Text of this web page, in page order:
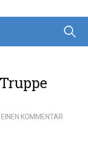
Suchen
KOMMENTAR